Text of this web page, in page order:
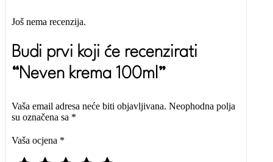
Još nema recenzija.
Budi prvi koji će recenzirati
“Neven krema 100ml”
Vaša email adresa neće biti objavljivana. Neophodna polja
su označena sa *
Vaša ocjena *